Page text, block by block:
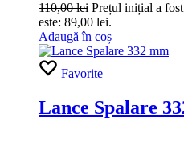
110,00lei Prețul inițial a
este: 89,00 lei.
Adaugă în coș
Favorite
Lance Spalare